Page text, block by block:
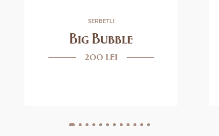
SERBETLI
Big Bubble
200 lei